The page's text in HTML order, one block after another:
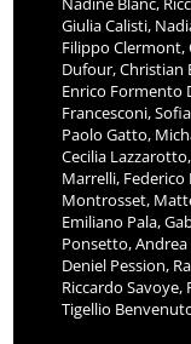
Giulia Calisti,
Filippo Clermont,
Dufour, Christian
Enrico Formento
Francesconi,
Paolo Gatto,
Cecilia
Marrelli,
Montrosset,
Emiliano Pala,
Ponsetto,
Deniel Pession,
Riccardo Savoye,
Tigellio